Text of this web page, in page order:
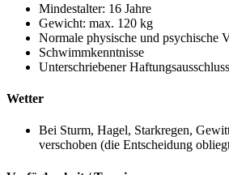
Mindestalter: 16 Jahre
Gewicht: max. 120 kg
Normale physische und psychische
Schwimmkenntnisse
Unterschriebener Haftungsausschluss
Wetter
Bei Sturm, Hagel, Starkregen,
verschoben (die Entscheidung